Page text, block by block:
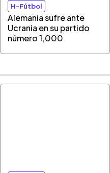
H-Fútbol
Alemania sufre ante
Ucrania en su partido
número 1,000